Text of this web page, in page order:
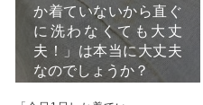
か着ていないから直ぐ
に洗わなくても大丈
夫！」は本当に大丈夫
なのでしょうか？